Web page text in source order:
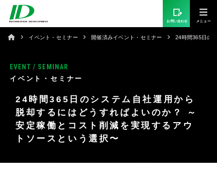
お問い合わせ
イベント・セミナー 開催済みイベント・セミナー 24時間365日の
EVENT / SEMINAR
イベント・セミナー
24時間365日のシステム自社運用から
脱却するにはどうすればよいのか？ ～
安定稼働とコスト削減を実現するアウ
トソースという選択〜